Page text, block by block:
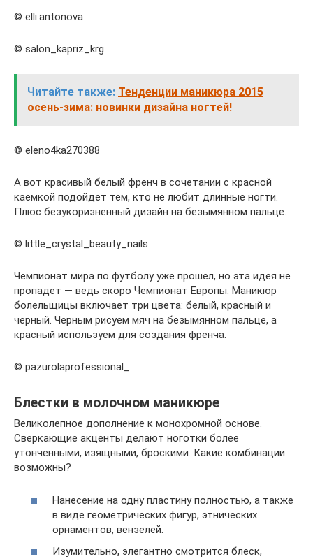
© elli.antonova
© salon_kapriz_krg
Читайте также: Тенденции маникюра 2015
осень-зима: новинки дизайна ногтей!
© eleno4ka270388
А вот красивый белый френч в сочетании с красной
каемкой подойдет тем, кто не любит длинные ногти.
Плюс безукоризненный дизайн на безымянном пальце.
© little_crystal_beauty_nails
Чемпионат мира по футболу уже прошел, но эта идея не
пропадет — ведь скоро Чемпионат Европы. Маникюр
болельщицы включает три цвета: белый, красный и
черный. Черным рисуем мяч на безымянном пальце, а
красный используем для создания френча.
© pazurolaprofessional_
Блестки в молочном маникюре
Великолепное дополнение к монохромной основе.
Сверкающие акценты делают ноготки более
утонченными, изящными, броскими. Какие комбинации
возможны?
Нанесение на одну пластину полностью, а также
в виде геометрических фигур, этнических
орнаментов, вензелей.
Изумительно, элегантно смотрится блеск,